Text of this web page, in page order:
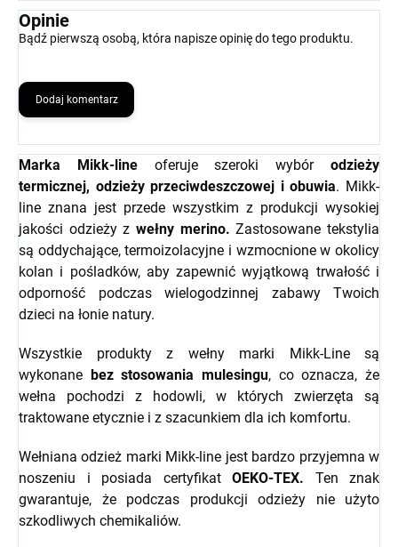
Opinie
Bądź pierwszą osobą, która napisze opinię do tego produktu.
Dodaj komentarz
Marka Mikk-lineoferuje szeroki wybórodzieży
termicznej, odzieży przeciwdeszczowej i obuwia. Mikk-
line znana jest przede wszystkim z produkcji wysokiej
jakości odzieży z wełny merino. Zastosowane tekstylia
są oddychające, termoizolacyjne i wzmocnione w okolicy
kolan i pośladków, aby zapewnić wyjątkową trwałość i
odporność podczas wielogodzinnej zabawy Twoich
dzieci na łonie natury.
Wszystkie produkty z wełny marki Mikk-Line są
wykonane
bez stosowania mulesingu, co oznacza, że
wełna pochodzi z hodowli, w których zwierzęta są
traktowane etycznie i z szacunkiem dla ich komfortu.
Wełniana odzież marki Mikk-line jest bardzo przyjemna w
noszeniu i posiada certyfikat OEKO-TEX. Ten znak
gwarantuje, że podczas produkcji odzieży nie użyto
szkodliwych chemikaliów.